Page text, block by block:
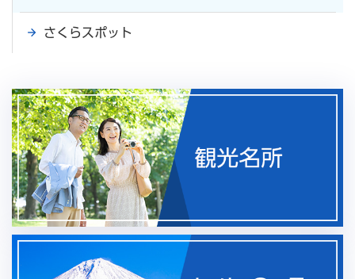
さくらスポット